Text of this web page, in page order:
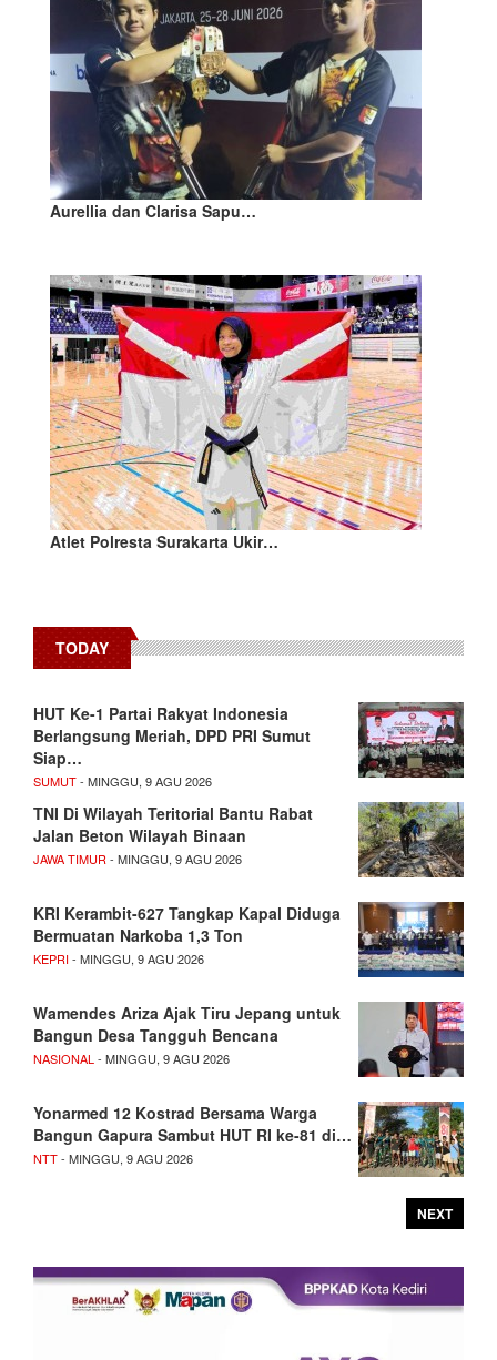
Aurellia dan Clarisa Sapu…
Atlet Polresta Surakarta Ukir…
TODAY
HUT Ke-1 Partai Rakyat Indonesia
Berlangsung Meriah, DPD PRI Sumut
Siap…
SUMUT- MINGGU, 9 AGU 2026
TNI Di Wilayah Teritorial Bantu Rabat
Jalan Beton Wilayah Binaan
JAWA TIMUR- MINGGU, 9 AGU 2026
KRI Kerambit-627 Tangkap Kapal Diduga
Bermuatan Narkoba 1,3 Ton
KEPRI- MINGGU, 9 AGU 2026
Wamendes Ariza Ajak Tiru Jepang untuk
Bangun Desa Tangguh Bencana
NASIONAL- MINGGU, 9 AGU 2026
Yonarmed 12 Kostrad Bersama Warga
Bangun Gapura Sambut HUT RI ke-81 di…
NTT- MINGGU, 9 AGU 2026
NEXT